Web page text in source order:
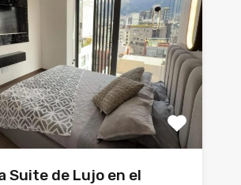
Suite de Lujo en el